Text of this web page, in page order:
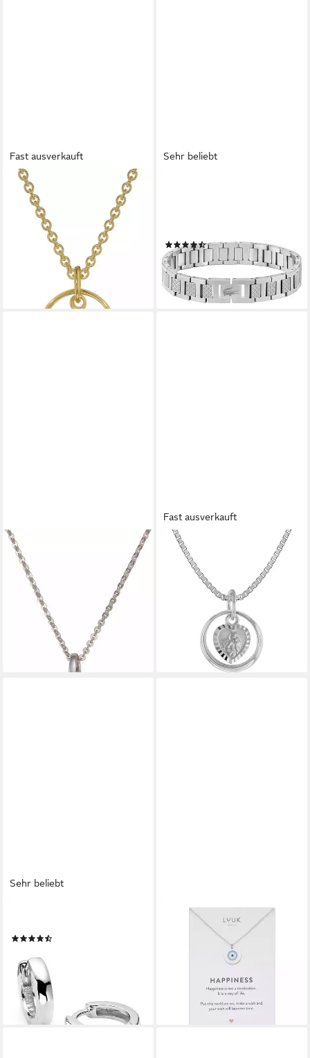
Fast ausverkauft
TRENDOR
Kette mit Anhänger Taufkette
925 Silber Vergoldet mit
Engel-Taufring
ab 62,00 €
lieferbar - in 2-3 Werktagen bei dir
Sehr beliebt
(122)
ab 89,00 €
lieferbar - in 2-3 Werktagen bei dir
FIRETTI
Kette mit Anhänger Schmuck
Geschenk Silber 925
Halsschmuck Halskette
Tauben-Herz
UVP 108,95 €
lieferbar - in 2-3 Werktagen bei dir
Fast ausverkauft
TRENDOR
Kette mit Anhänger Taufkette
925 Silber Taufring mit
Engelherz
lieferbar - in 2-3 Werktagen bei dir
Sehr beliebt
-11%
lieferbar - in 2-3 Werktagen bei dir
LUUK LIFESTYLE
Kette mit Anhänger Evil eye,
mit Happiness Spruchkarte,
feminin und elegant
lieferbar - in 4-5 Werktagen bei dir